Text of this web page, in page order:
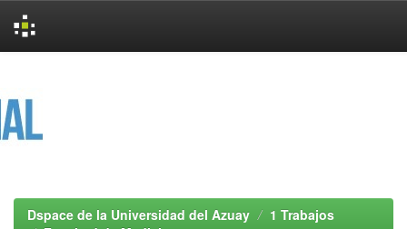
Dspace de la Universidad del Azuay
1 Trabajos